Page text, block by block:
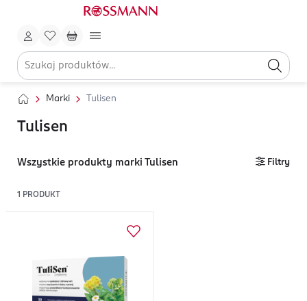
Marki Tulisen
Tulisen
Wszystkie produkty marki Tulisen Filtry
1 PRODUKT